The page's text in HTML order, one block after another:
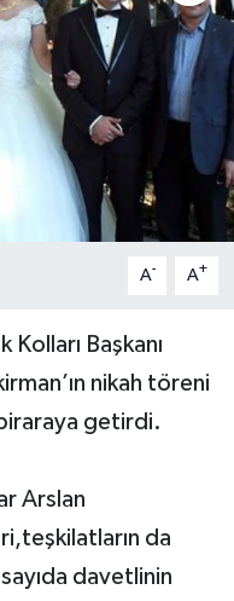
A- A+
Başkanı
nikah töreni
biraraya getirdi.
Arslan
da
davetlinin